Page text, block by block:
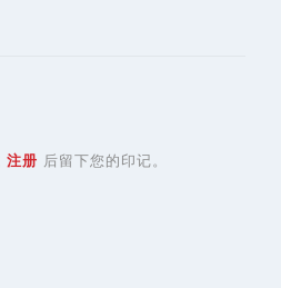
注册 后留下您的印记。